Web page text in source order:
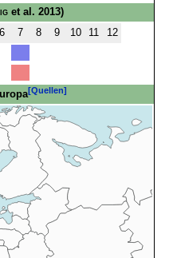
et al. 2013)
6 7 8 9 10 11
12
[Quellen]